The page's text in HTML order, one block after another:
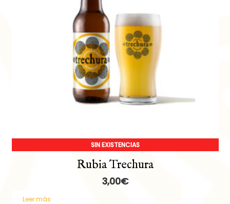
SIN EXISTENCIAS
Rubia Trechura
3,00€
Leer más